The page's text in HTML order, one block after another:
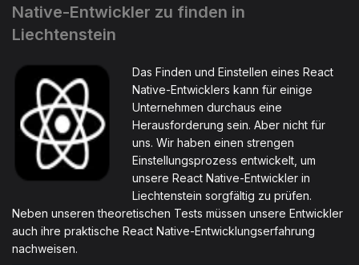
Native-Entwickler zu finden in
Liechtenstein
Das Finden und Einstellen eines React
Native-Entwicklers kann für einige
Unternehmen durchaus eine
Herausforderung sein. Aber nicht für
uns. Wir haben einen strengen
Einstellungsprozess entwickelt, um
unsere React Native-Entwickler in
Liechtenstein sorgfältig zu prüfen.
Neben unseren theoretischen Tests müssen unsere Entwickler
auch ihre praktische React Native-Entwicklungserfahrung
nachweisen.